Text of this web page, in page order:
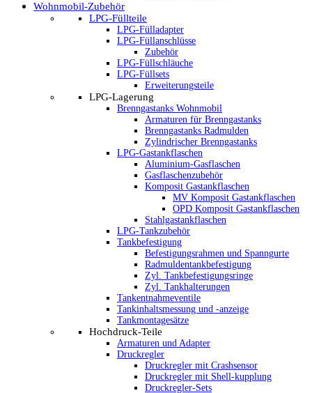
Wohnmobil-Zubehör
LPG-Füllteile
LPG-Fülladapter
LPG-Füllanschlüsse
Zubehör
LPG-Füllschläuche
LPG-Füllsets
Erweiterungsteile
LPG-Lagerung
Brenngastanks Wohnmobil
Armaturen für Brenngastanks
Brenngastanks Radmulden
Zylindrischer Brenngastanks
LPG-Gastankflaschen
Aluminium-Gasflaschen
Gasflaschenzubehör
Komposit Gastankflaschen
MV Komposit Gastankflaschen
OPD Komposit Gastankflaschen
Stahlgastankflaschen
LPG-Tankzubehör
Tankbefestigung
Befestigungsrahmen und Spanngurte
Radmuldentankbefestigung
Zyl. Tankbefestigungsringe
Zyl. Tankhalterungen
Tankentnahmeventile
Tankinhaltsmessung und -anzeige
Tankmontagesätze
Hochdruck-Teile
Armaturen und Adapter
Druckregler
Druckregler mit Crashsensor
Druckregler mit Shell-kupplung
Druckregler-Sets